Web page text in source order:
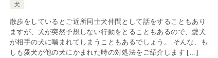
犬
散歩をしているとご近所同士犬仲間として話をすることもあり
ますが、犬が突然予想しない行動をとることもあるので、愛犬
が相手の犬に噛まれてしまうこともあるでしょう。 そんな、も
しも愛犬が他の犬にかまれた時の対処法をご紹介します […]